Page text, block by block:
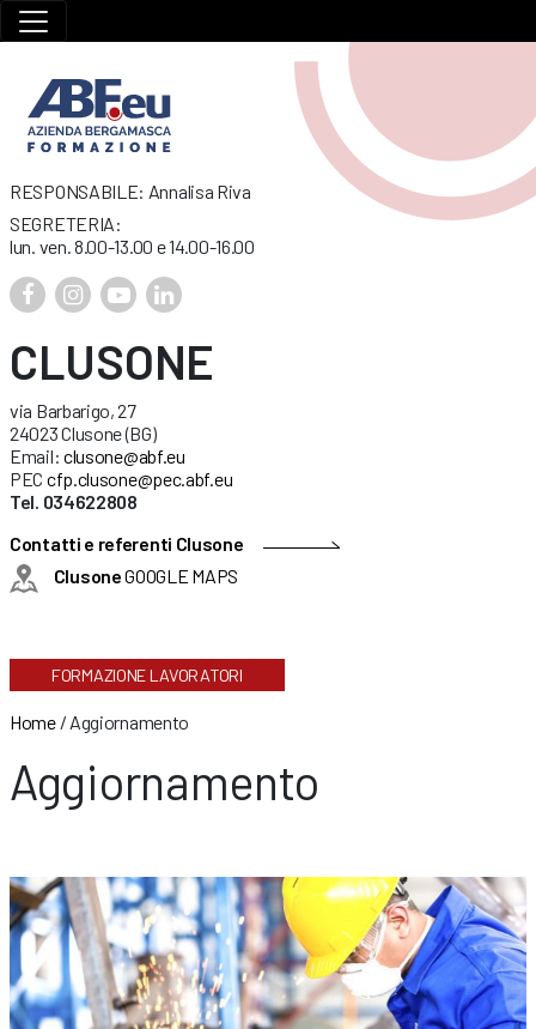
RESPONSABILE: Annalisa Riva
SEGRETERIA:
lun. ven. 8.00-13.00 e 14.00-16.00
CLUSONE
via Barbarigo, 27
24023 Clusone (BG)
Email: clusone@abf.eu
PEC cfp.clusone@pec.abf.eu
Tel. 034622808
Contatti e referenti Clusone
ClusoneGOOGLE MAPS
FORMAZIONE LAVORATORI
Home/ Aggiornamento
Aggiornamento